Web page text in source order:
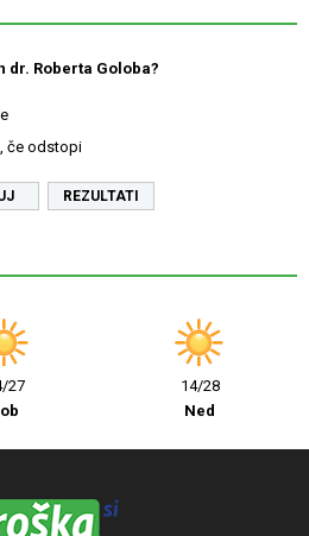
dr. Roberta Goloba?
če odstopi
REZULTATI
27
14/28
Ned